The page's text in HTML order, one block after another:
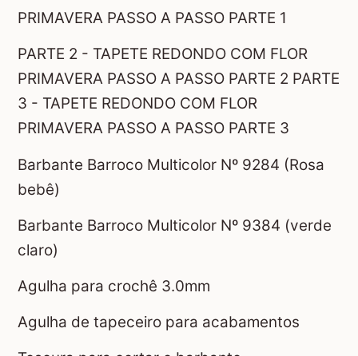
PRIMAVERA PASSO A PASSO PARTE 1
PARTE 2 - TAPETE REDONDO COM FLOR
PRIMAVERA PASSO A PASSO PARTE 2 PARTE
3 - TAPETE REDONDO COM FLOR
PRIMAVERA PASSO A PASSO PARTE 3
Barbante Barroco Multicolor Nº 9284 (Rosa
bebê)
Barbante Barroco Multicolor Nº 9384 (verde
claro)
Agulha para crochê 3.0mm
Agulha de tapeceiro para acabamentos